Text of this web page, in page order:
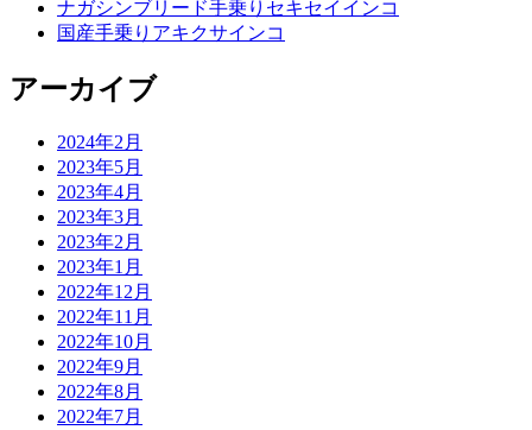
ナガシンブリード手乗りセキセイインコ
国産手乗りアキクサインコ
アーカイブ
2024年2月
2023年5月
2023年4月
2023年3月
2023年2月
2023年1月
2022年12月
2022年11月
2022年10月
2022年9月
2022年8月
2022年7月